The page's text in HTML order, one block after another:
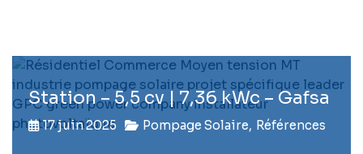
Station – 5,5 cv | 7,36 kWc – Gafsa
17 juin 2025 Pompage Solaire, Références